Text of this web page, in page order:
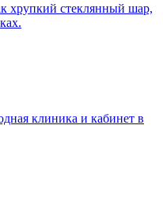
хрупкий стеклянный шар,
клиника и кабинет в